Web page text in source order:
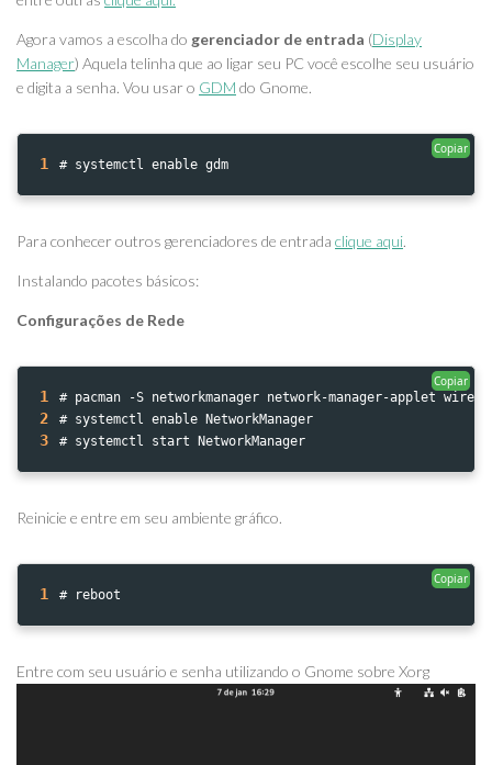
Agora vamos a escolha do gerenciador de entrada (Display
Manager) Aquela telinha que ao ligar seu PC você escolhe seu usuário
e digita a senha. Vou usar o GDM do Gnome.
1 # systemctl enable gdm
Copiar
Para conhecer outros gerenciadores de entrada clique aqui.
Instalando pacotes básicos:
Configurações de Rede
1 # pacman -S networkmanager network-manager-applet
2 # systemctl enable NetworkManager
3 # systemctl start NetworkManager
Copiar
Reinicie e entre em seu ambiente gráfico.
1 # reboot
Copiar
Entre com seu usuário e senha utilizando o Gnome sobre Xorg